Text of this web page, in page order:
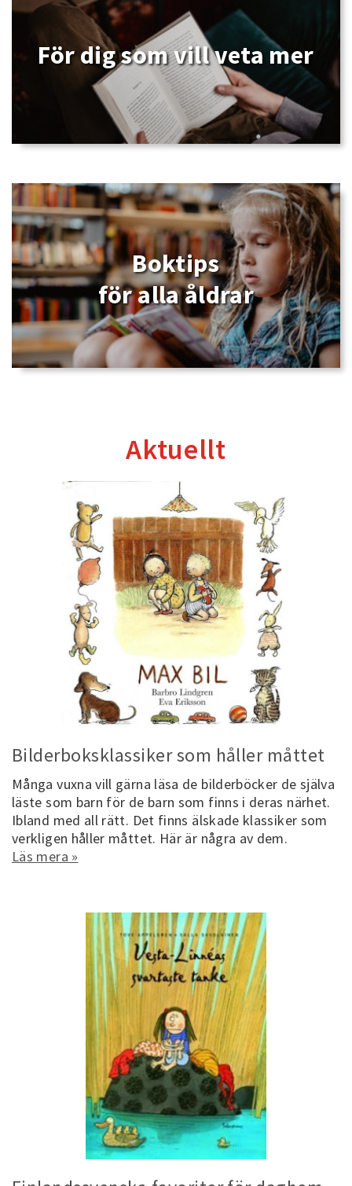
För dig som vill veta mer
Boktips
för alla åldrar
Aktuellt
Bilderboksklassiker som håller måttet
Många vuxna vill gärna läsa de bilderböcker de själva
läste som barn för de barn som finns i deras närhet.
Ibland med all rätt. Det finns älskade klassiker som
verkligen håller måttet. Här är några av dem.
Läs mera »